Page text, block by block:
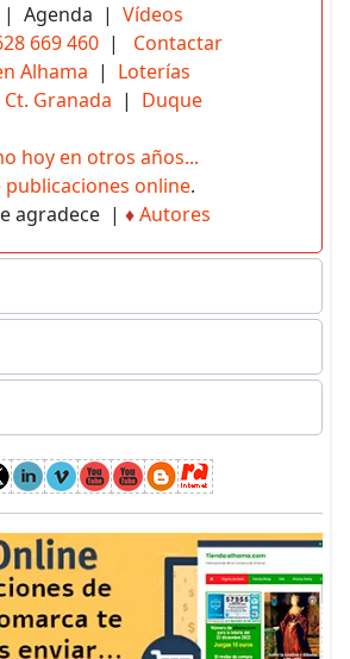
| Agenda | Vídeos
669 460 | Contactar
Alhama | Loterías
Ct. Granada | Duque
hoy en otros años...
publicaciones online.
agradece | ♦Autores